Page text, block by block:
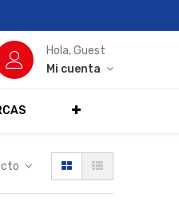
Hola, Guest
Mi cuenta